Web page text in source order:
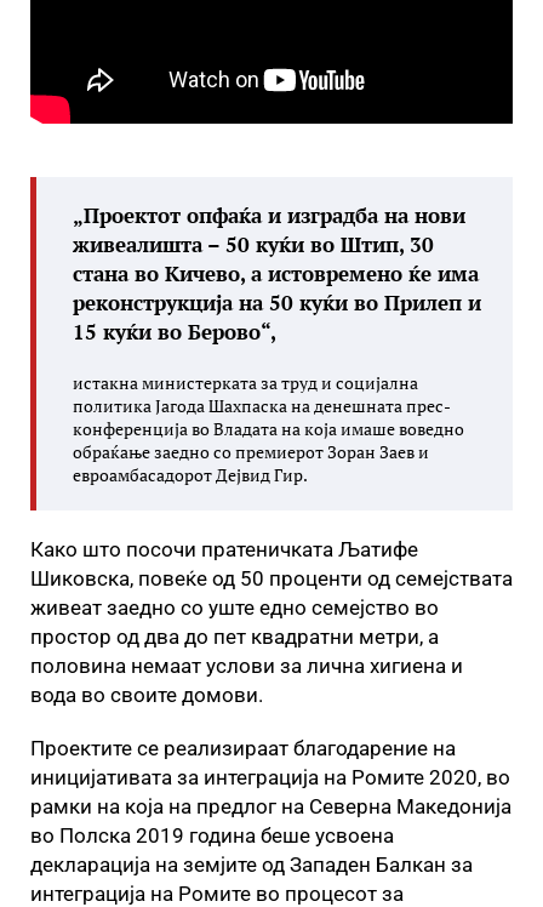
„Проектот опфаќа и изградба на нови
живеалишта – 50 куќи во Штип, 30
стана во Кичево, а истовремено ќе има
реконструкција на 50 куќи во Прилеп и
15 куќи во Берово“,
истакна министерката за труд и социјална
политика Јагода Шахпаска на денешната прес-
конференција во Владата на која имаше воведно
обраќање заедно со премиерот Зоран Заев и
евроамбасадорот Дејвид Гир.
Како што посочи пратеничката Љатифе
Шиковска, повеќе од 50 проценти од семејствата
живеат заедно со уште едно семејство во
простор од два до пет квадратни метри, а
половина немаат услови за лична хигиена и
вода во своите домови.
Проектите се реализираат благодарение на
иницијативата за интеграција на Ромите 2020, во
рамки на која на предлог на Северна Македонија
во Полска 2019 година беше усвоена
декларација на земјите од Западен Балкан за
интеграција на Ромите во процесот за